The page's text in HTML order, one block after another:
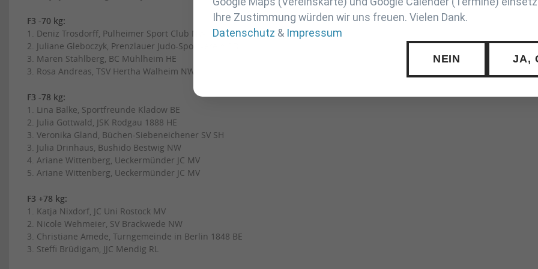
F3 -70 kg:
1. Deniz Trosdorff, Pulheimer Sport Club NW
2. Juliane Gleboczyk, Prenzlauer Judo-Sportverein BB
3. Maren Stahlberg, BC Mühlheim HE
3. Rosa Andreas, TSV Hertha Walheim NW
F3 -78 kg:
1. Lina Balke, Sportfreunde Kladow BE
2. Julia Gottwald, JSK Rodgau 1888 HE
3. Veronika Gland, Büchen-Siebeneichener SV SH
3. Julia Drinhaus, Bushido Bestwig NW
4. Ariane Wittenberg, Ueckermünder JC MV
5. Ariane Wittenberg, Ueckermünder JC MV
F3 +78 kg:
1. Katja Nixdorf, JC Uni Rostock MV
2. Nicole Wehmeier, SV Brackwede NW
3. Christiane Amede, Turngemeinde in Berlin 1848 BE
3. Steffi Brüdigam, JJC Mendig RL
Ihre Zustimmung würden wir uns freuen. Vielen Dank.
Datenschutz & Impressum
NEIN JA,